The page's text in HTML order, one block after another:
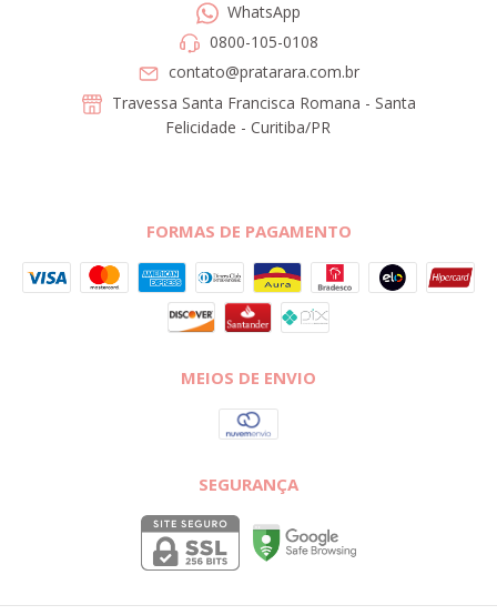
WhatsApp
0800-105-0108
contato@pratarara.com.br
Travessa Santa Francisca Romana - Santa
Felicidade - Curitiba/PR
FORMAS DE PAGAMENTO
MEIOS DE ENVIO
SEGURANÇA